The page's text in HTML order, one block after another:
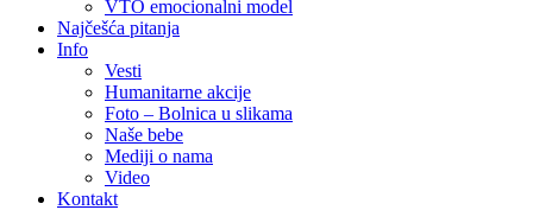
VTO emocionalni model
Najčešća pitanja
Info
Vesti
Humanitarne akcije
Foto – Bolnica u slikama
Naše bebe
Mediji o nama
Video
Kontakt